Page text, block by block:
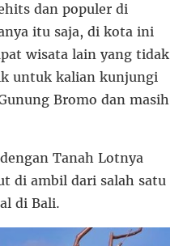
dan populer di
itu saja, di kota ini
wisata lain yang tidak
untuk kalian kunjungi
Bromo dan masih
Tanah Lotnya
di ambil dari salah satu
di Bali.